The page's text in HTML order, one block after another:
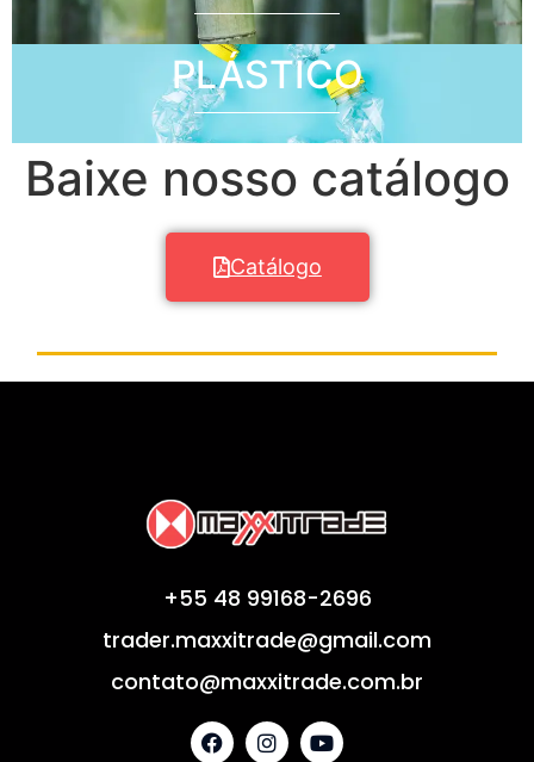
PLÁSTICO
Baixe nosso catálogo
Catálogo
+55 48 99168-2696
trader.maxxitrade@gmail.com
contato@maxxitrade.com.br